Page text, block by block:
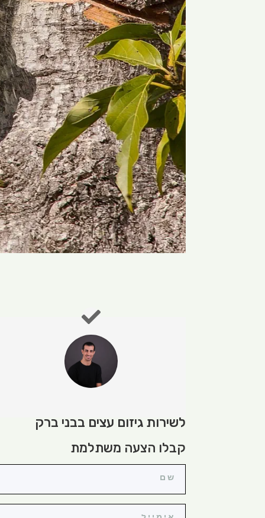
לשירות גיזום עצים בבני ברק
קבלו הצעה משתלמת